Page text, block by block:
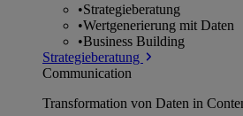
•Strategieberatung
•Wertgenerierung mit Daten
•Business Building
Strategieberatung
Communication
Transformation von Daten in